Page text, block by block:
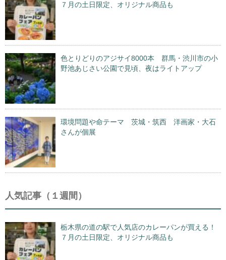
７月の土日限定、オリジナル商品も
色とりどりのアジサイ8000本 群馬・渋川市の小
野池あじさい公園で見頃、夜はライトアップ
環境問題や命テーマ 茨城・筑西 洋画家・大石
さんが個展
人気記事（１週間）
栃木県の道の駅で人気店のカレーパンが買える！
７月の土日限定、オリジナル商品も